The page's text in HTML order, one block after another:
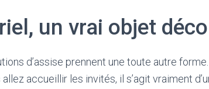
un vrai objet déco
d’assise prennent une toute autre forme.
accueillir les invités, il s’agit vraiment